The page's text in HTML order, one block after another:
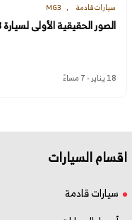
سيارات قادمة MG3
الصور الحقيقية الأولى لسيارة MG3 قبل إطلاقها بمعرض جنيف 2024
18 يناير - 7 مساءً
اقسام السيارات
سيارات قادمة